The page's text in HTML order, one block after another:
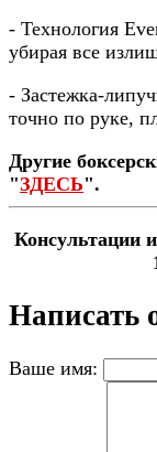
- Технология
убирая все
- Застежка-
точно по руке,
Другие
"ЗДЕСЬ".
Консультации
Написать
Ваше имя: